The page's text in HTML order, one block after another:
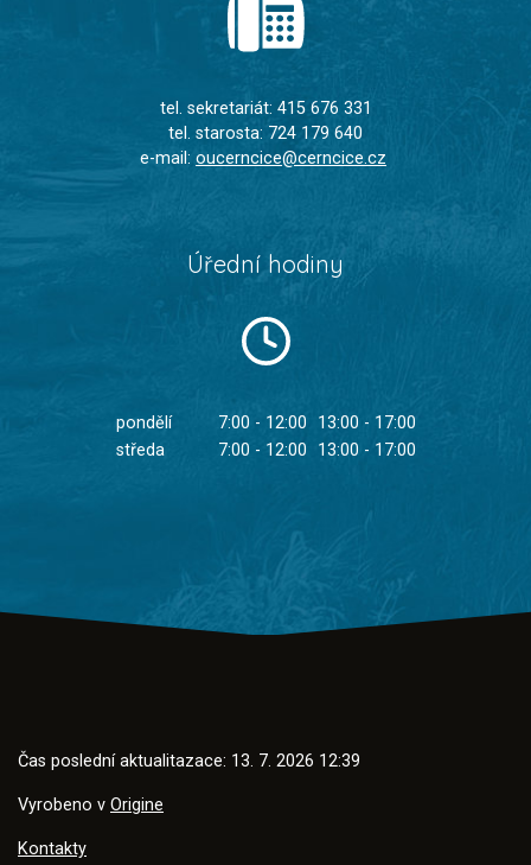
tel. sekretariát: 415 676 331
tel. starosta: 724 179 640
e-mail: oucerncice@cerncice.cz
Úřední hodiny
pondělí 7:00 - 12:00
13:00 - 17:00
středa
7:00 - 12:00 13:00 - 17:00
Čas poslední aktualitazace: 13. 7. 2026 12:39
Vyrobeno v Origine
Kontakty